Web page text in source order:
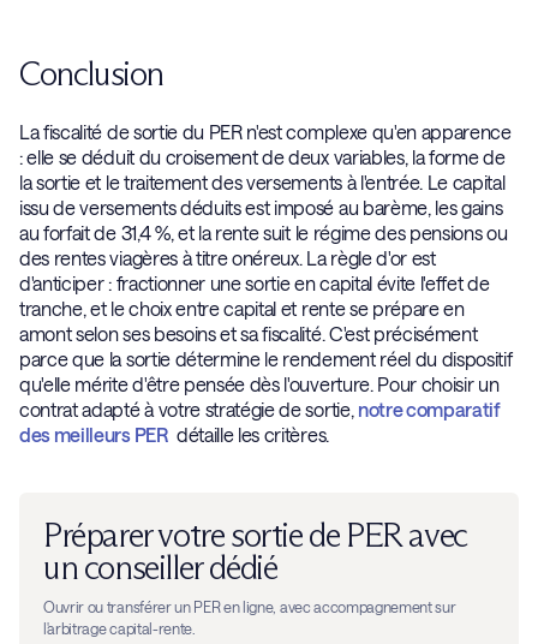
Conclusion
La fiscalité de sortie du PER n'est complexe qu'en apparence
: elle se déduit du croisement de deux variables, la forme de
la sortie et le traitement des versements à l'entrée. Le capital
issu de versements déduits est imposé au barème, les gains
au forfait de 31,4 %, et la rente suit le régime des pensions ou
des rentes viagères à titre onéreux. La règle d'or est
d'anticiper : fractionner une sortie en capital évite l'effet de
tranche, et le choix entre capital et rente se prépare en
amont selon ses besoins et sa fiscalité. C'est précisément
parce que la sortie détermine le rendement réel du dispositif
qu'elle mérite d'être pensée dès l'ouverture. Pour choisir un
contrat adapté à votre stratégie de sortie, notre comparatif
des meilleurs PERdétaille les critères.
Préparer votre sortie de PER avec
un conseiller dédié
Ouvrir ou transférer un PER en ligne, avec accompagnement sur
l'arbitrage capital-rente.